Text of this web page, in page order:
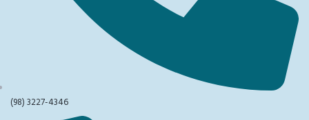
(98) 3227-4346